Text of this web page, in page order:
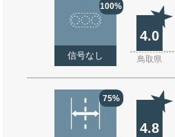
100%
信号なし
4.0
鳥取県
75%
4.8